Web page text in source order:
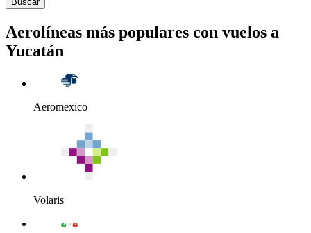
Aerolíneas más populares con vuelos a
Yucatán
Aeromexico
Volaris